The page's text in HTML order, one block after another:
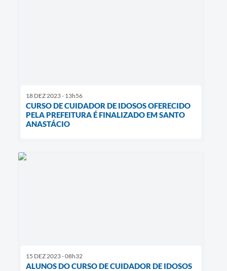
18 DEZ 2023 - 13h56
CURSO DE CUIDADOR DE IDOSOS OFERECIDO
PELA PREFEITURA É FINALIZADO EM SANTO
ANASTÁCIO
15 DEZ 2023 - 08h32
ALUNOS DO CURSO DE CUIDADOR DE IDOSOS